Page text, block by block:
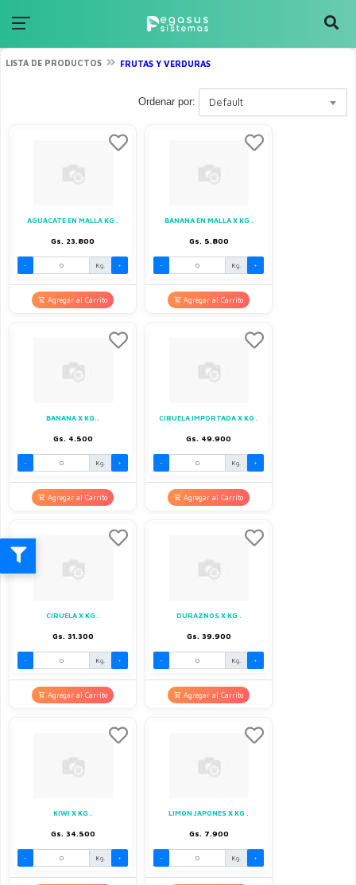
LISTA DE PRODUCTOS FRUTAS Y VERDURAS
Ordenar por: Default
AGUACATE EN MALLA KG .
Gs. 23.800
- Kg. +
Agregar al Carrito
BANANA EN MALLA X KG .
Gs. 5.800
- Kg. +
Agregar al Carrito
BANANA X KG..
Gs. 4.500
- Kg. +
Agregar al Carrito
CIRUELA IMPORTADA X KG .
Gs. 49.900
- Kg. +
Agregar al Carrito
CIRUELA X KG .
Gs. 31.300
- Kg. +
Agregar al Carrito
DURAZNOS X KG .
Gs. 39.900
- Kg. +
Agregar al Carrito
KIWI X KG .
Gs. 34.500
- Kg. +
LIMON JAPONES X KG .
Gs. 7.900
- Kg. +